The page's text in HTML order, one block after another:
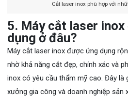
Cắt laser inox phù hợp với
5. Máy cắt laser
dụng ở đâu?
Máy cắt laser inox được ứng dụng
nhờ khả năng cắt đẹp, chính xác và
inox có yêu cầu thẩm mỹ cao. Đây là
xưởng gia công và doanh nghiệp sản